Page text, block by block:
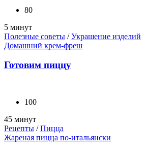
80
5 минут
Полезные советы /Украшение изделий
Домашний крем-фреш
Готовим пиццу
100
45 минут
Рецепты /Пицца
Жареная пицца по-итальянски